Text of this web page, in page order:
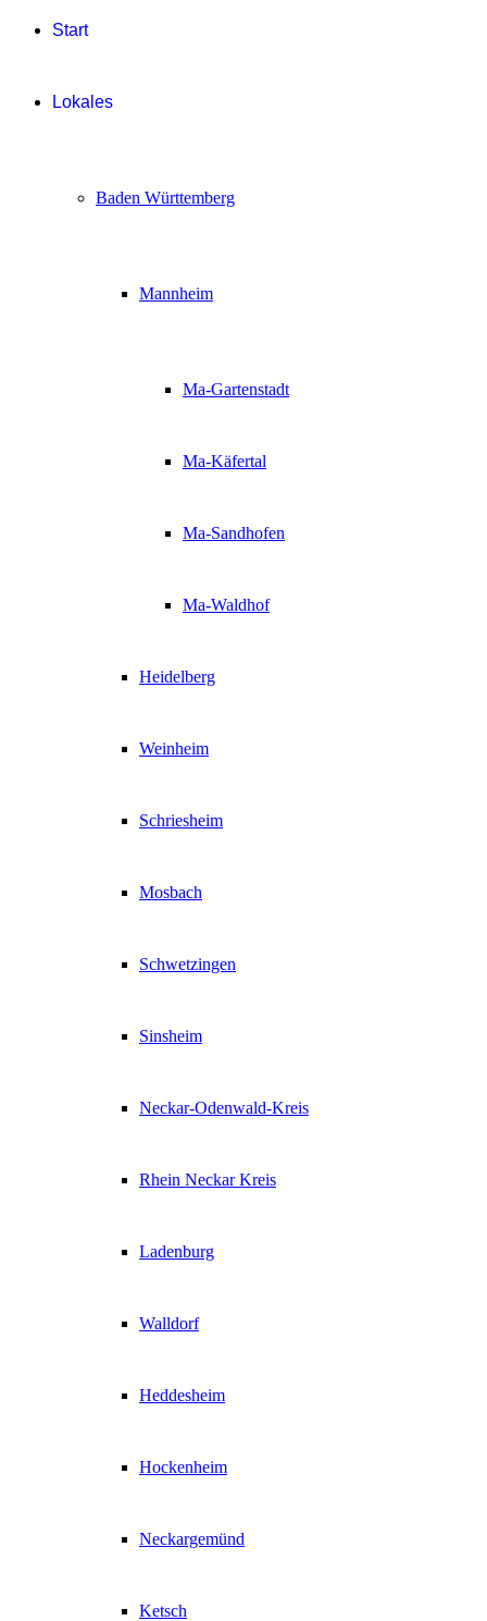
Start
Lokales
Baden Württemberg
Mannheim
Ma-Gartenstadt
Ma-Käfertal
Ma-Sandhofen
Ma-Waldhof
Heidelberg
Weinheim
Schriesheim
Mosbach
Schwetzingen
Sinsheim
Neckar-Odenwald-Kreis
Rhein Neckar Kreis
Ladenburg
Walldorf
Heddesheim
Hockenheim
Neckargemünd
Ketsch